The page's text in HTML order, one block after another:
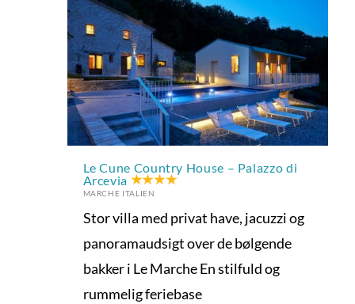
Le Cune Country House – Palazzo di
Arcevia
MARCHE ITALIEN
Stor villa med privat have, jacuzzi og
panoramaudsigt over de bølgende
bakker i Le Marche En stilfuld og
rummelig feriebase